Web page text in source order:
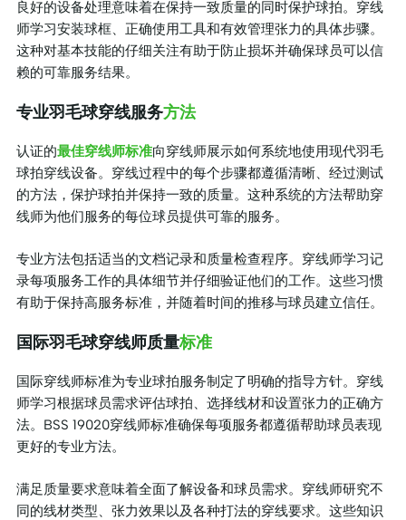
良好的设备处理意味着在保持一致质量的同时保护球拍。穿线
师学习安装球框、正确使用工具和有效管理张力的具体步骤。
这种对基本技能的仔细关注有助于防止损坏并确保球员可以信
赖的可靠服务结果。
专业羽毛球穿线服务方法
认证的最佳穿线师标准向穿线师展示如何系统地使用现代羽毛
球拍穿线设备。穿线过程中的每个步骤都遵循清晰、经过测试
的方法，保护球拍并保持一致的质量。这种系统的方法帮助穿
线师为他们服务的每位球员提供可靠的服务。
专业方法包括适当的文档记录和质量检查程序。穿线师学习记
录每项服务工作的具体细节并仔细验证他们的工作。这些习惯
有助于保持高服务标准，并随着时间的推移与球员建立信任。
国际羽毛球穿线师质量标准
国际穿线师标准为专业球拍服务制定了明确的指导方针。穿线
师学习根据球员需求评估球拍、选择线材和设置张力的正确方
法。BSS 19020穿线师标准确保每项服务都遵循帮助球员表现
更好的专业方法。
满足质量要求意味着全面了解设备和球员需求。穿线师研究不
同的线材类型、张力效果以及各种打法的穿线要求。这些知识